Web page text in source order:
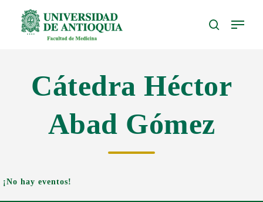
search
Menu
Cátedra Héctor
Abad Gómez
¡No hay eventos!